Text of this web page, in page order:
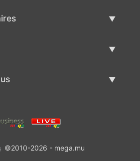
©2010-2026 - mega.mu